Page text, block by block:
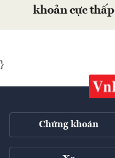
khoản cực thấp
}
Chứng khoán